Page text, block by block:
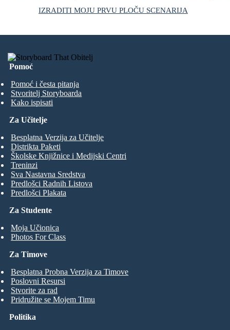
IZRADITI MOJU PRVU PLOČU SCENARIJA
Pomoć
Pomoć i česta pitanja
Stvoritelj Storyboarda
Kako ispisati
Za Studente
Moja Učionica
Photos For Class
Za Učitelje
Besplatna Verzija za Učitelje
Distrikta Paketi
Školske Knjižnice i Medijski Centri
Treninzi
Sva Nastavna Sredstva
Predlošci Radnih Listova
Predlošci Plakata
Za Timove
Besplatna Probna Verzija za Timove
Poslovni Resursi
Stvorite za rad
Pridružite se Mojem Timu
Politika